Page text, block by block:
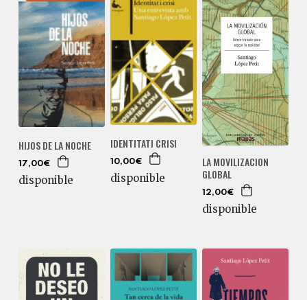
HIJOS DE LA NOCHE
17,00€
disponible
IDENTITATI CRISI
10,00€
disponible
LA MOVILIZACION
GLOBAL
12,00€
disponible